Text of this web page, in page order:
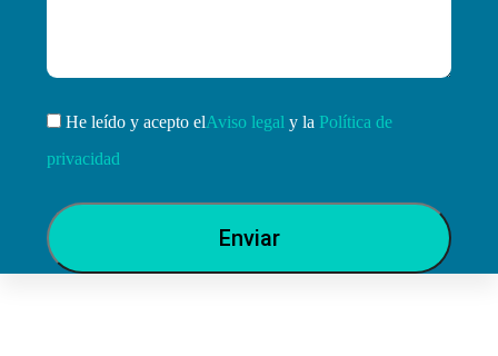
He leído y acepto elAviso legal y la Política de
privacidad